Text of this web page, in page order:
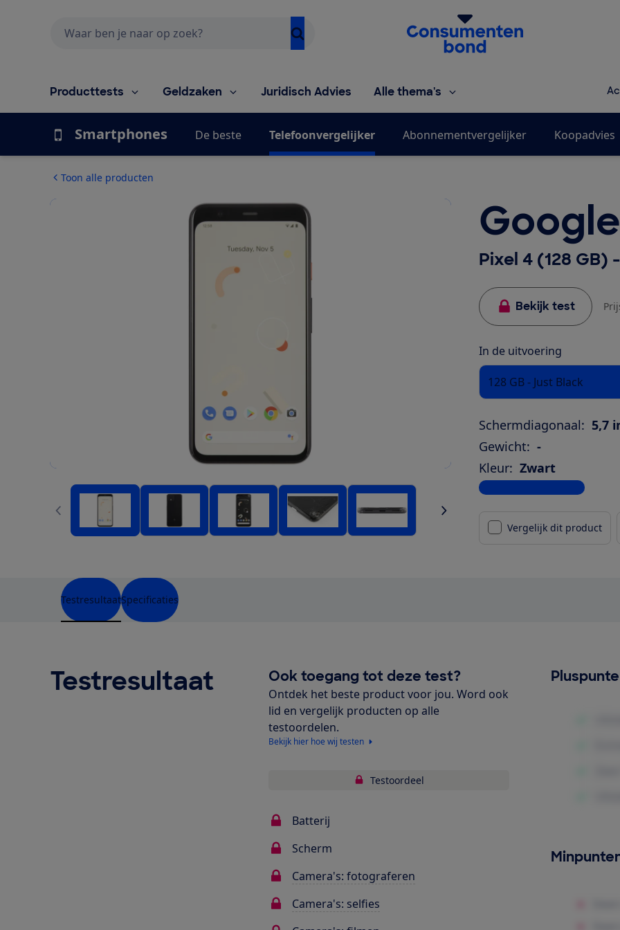
Homepage van de Consumentenbond
Producttests Geldzaken Juridisch Advies Alle thema's
Smartphones De beste Telefoonvergelijker Abonnementvergelijker Koopadvies
Toon alle producten
Google
Pixel 4 (128 GB)
Bekijk test
In de uitvoering
128 GB - Just Black
Schermdiagonaal: 5,7
Gewicht: -
Kleur: Zwart
Bekijk alle specificaties
Vergelijk dit product
TestresultaatSpecificaties
Testresultaat Ook toegang tot deze test?
Ontdek het beste product voor jou. Word ook
lid en vergelijk producten op alle
testoordelen.
Bekijk hier hoe wij testen
Testoordeel
Batterij
Scherm
Camera's: fotograferen
Camera's: selfies